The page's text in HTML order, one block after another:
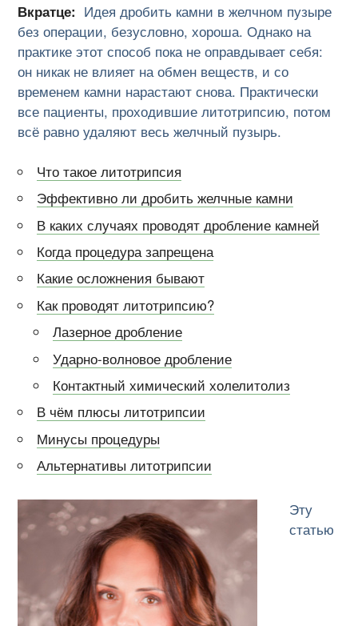
Вкратце: Идея дробить камни в желчном пузыре
без операции, безусловно, хороша. Однако на
практике этот способ пока не оправдывает себя:
он никак не влияет на обмен веществ, и со
временем камни нарастают снова. Практически
все пациенты, проходившие литотрипсию, потом
всё равно удаляют весь желчный пузырь.
Что такое литотрипсия
Эффективно ли дробить желчные камни
В каких случаях проводят дробление камней
Когда процедура запрещена
Какие осложнения бывают
Как проводят литотрипсию?
Лазерное дробление
Ударно-волновое дробление
Контактный химический холелитолиз
В чём плюсы литотрипсии
Минусы процедуры
Альтернативы литотрипсии
Эту
статью